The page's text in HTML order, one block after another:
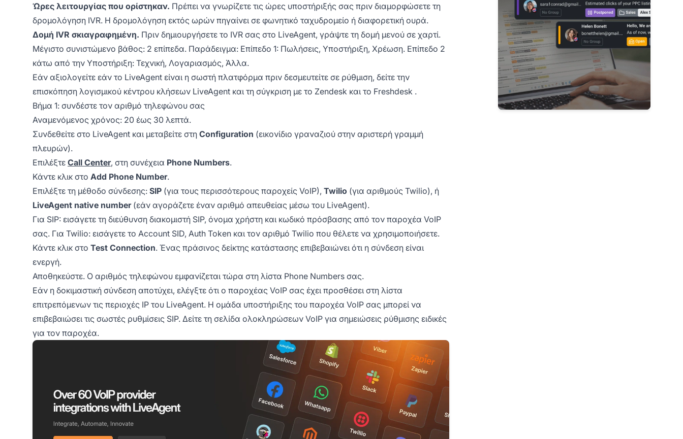
Ώρες λειτουργίας που ορίστηκαν. Πρέπει να γνωρίζετε τις ώρες υποστήριξής σας πριν διαμορφώσετε τη
δρομολόγηση IVR. Η δρομολόγηση εκτός ωρών πηγαίνει σε φωνητικό ταχυδρομείο ή διαφορετική ουρά.
Δομή IVR σκιαγραφημένη. Πριν δημιουργήσετε το IVR σας στο LiveAgent, γράψτε τη δομή μενού σε χαρτί.
Μέγιστο συνιστώμενο βάθος: 2 επίπεδα. Παράδειγμα: Επίπεδο 1: Πωλήσεις, Υποστήριξη, Χρέωση. Επίπεδο 2
κάτω από την Υποστήριξη: Τεχνική, Λογαριασμός, Άλλα.
Εάν αξιολογείτε εάν το LiveAgent είναι η σωστή πλατφόρμα πριν δεσμευτείτε σε ρύθμιση, δείτε την
επισκόπηση λογισμικού κέντρου κλήσεων LiveAgent και τη σύγκριση με το Zendesk και το Freshdesk .
Βήμα 1: συνδέστε τον αριθμό τηλεφώνου σας
Αναμενόμενος χρόνος: 20 έως 30 λεπτά.
Συνδεθείτε στο LiveAgent και μεταβείτε στη Configuration (εικονίδιο γραναζιού στην αριστερή γραμμή
πλευρών).
Επιλέξτε Call Center, στη συνέχεια Phone Numbers.
Κάντε κλικ στο Add Phone Number.
Επιλέξτε τη μέθοδο σύνδεσης: SIP (για τους περισσότερους παροχείς VoIP), Twilio (για αριθμούς Twilio), ή
LiveAgent native number(εάν αγοράζετε έναν αριθμό απευθείας μέσω του LiveAgent).
Για SIP: εισάγετε τη διεύθυνση διακομιστή SIP, όνομα χρήστη και κωδικό πρόσβασης από τον παροχέα VoIP
σας. Για Twilio: εισάγετε το Account SID, Auth Token και τον αριθμό Twilio που θέλετε να χρησιμοποιήσετε.
Κάντε κλικ στο Test Connection. Ένας πράσινος δείκτης κατάστασης επιβεβαιώνει ότι η σύνδεση είναι
ενεργή.
Αποθηκεύστε. Ο αριθμός τηλεφώνου εμφανίζεται τώρα στη λίστα Phone Numbers σας.
Εάν η δοκιμαστική σύνδεση αποτύχει, ελέγξτε ότι ο παροχέας VoIP σας έχει προσθέσει στη λίστα
επιτρεπόμενων τις περιοχές IP του LiveAgent. Η ομάδα υποστήριξης του παροχέα VoIP σας μπορεί να
επιβεβαιώσει τις σωστές ρυθμίσεις SIP. Δείτε τη σελίδα ολοκληρώσεων VoIP για σημειώσεις ρύθμισης ειδικές
για τον παροχέα.